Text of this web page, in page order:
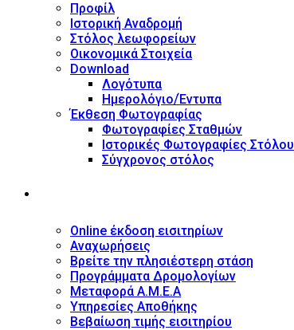
Προφίλ
Ιστορική Αναδρομή
Στόλος λεωφορείων
Οικονομικά Στοιχεία
Download
Λογότυπα
Ημερολόγιο/Έντυπα
Έκθεση Φωτογραφίας
Φωτογραφίες Σταθμών
Ιστορικές Φωτογραφίες Στόλου
Σύγχρονος στόλος
Online έκδοση εισιτηρίων
Αναχωρήσεις
Βρείτε την πλησιέστερη στάση
Προγράμματα Δρομολογίων
Μεταφορά Α.Μ.Ε.Α
Υπηρεσίες Αποθήκης
Βεβαίωση τιμής εισιτηρίου